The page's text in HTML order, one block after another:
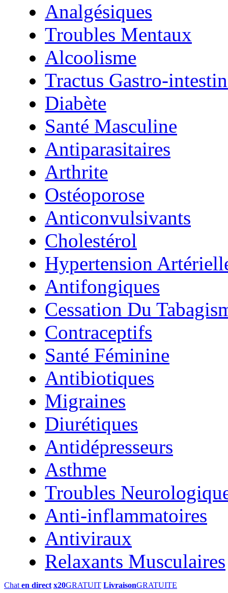
Analgésiques
Troubles Mentaux
Alcoolisme
Tractus Gastro-
Diabète
Santé Masculine
Antiparasitaires
Arthrite
Ostéoporose
Anticonvulsivants
Cholestérol
Hypertension
Antifongiques
Cessation Du
Contraceptifs
Santé Féminine
Antibiotiques
Migraines
Diurétiques
Antidépresseurs
Asthme
Troubles
Anti-inflammatoires
Antiviraux
Relaxants Musculaires
Chat en direct x20GRATUIT LivraisonGRATUITE